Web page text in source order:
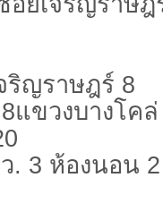
ริญราษฎร์ 8
ขวงบางโค
. 3 ห้องนอน